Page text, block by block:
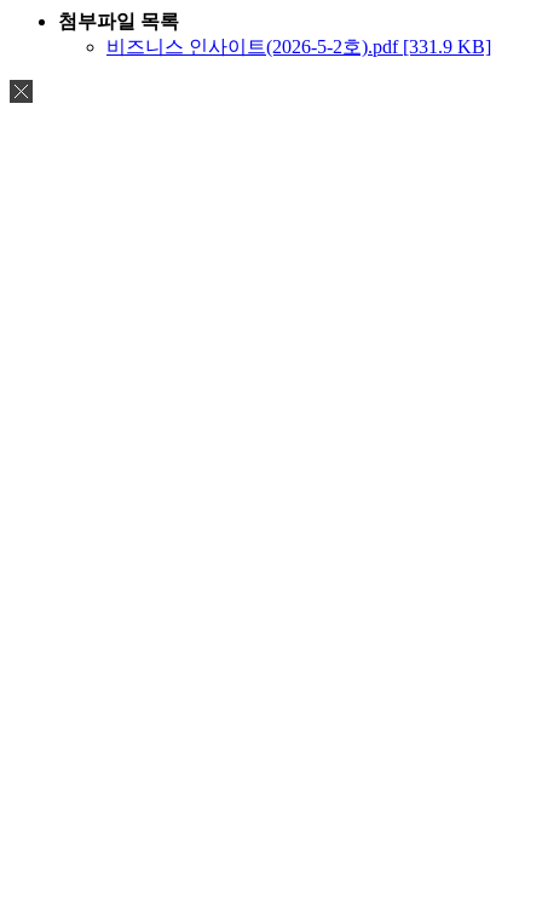
첨부파일 목록
비즈니스 인사이트(2026-5-2호).pdf [331.9 KB]